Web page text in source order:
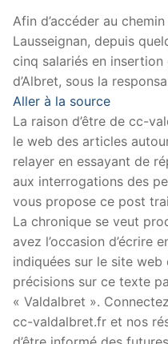
Afin d’accéder au
Lausseignan, depuis
cinq salariés en insertion
d’Albret, sous la
Aller à la source
La raison d’être de cc-
le web des articles
relayer en essayant de
aux interrogations des
vous propose ce post
La chronique se veut
avez l’occasion d’écrire
indiquées sur le site web
précisions sur ce texte
« Valdalbret ».
cc-valdalbret.fr et nos